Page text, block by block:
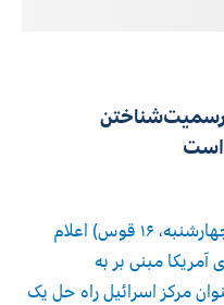
رسمیت‌شناختن
است
ارگ ریاست‌جمهوری کشور امروز ( چهارشنبه، ۱۶ قوس) اعلام
مبنی بر به
مرکز اسرائیل راه حل یک